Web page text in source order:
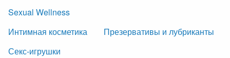
Sexual Wellness
Интимная косметика
Презервативы и лубриканты
Секс-игрушки